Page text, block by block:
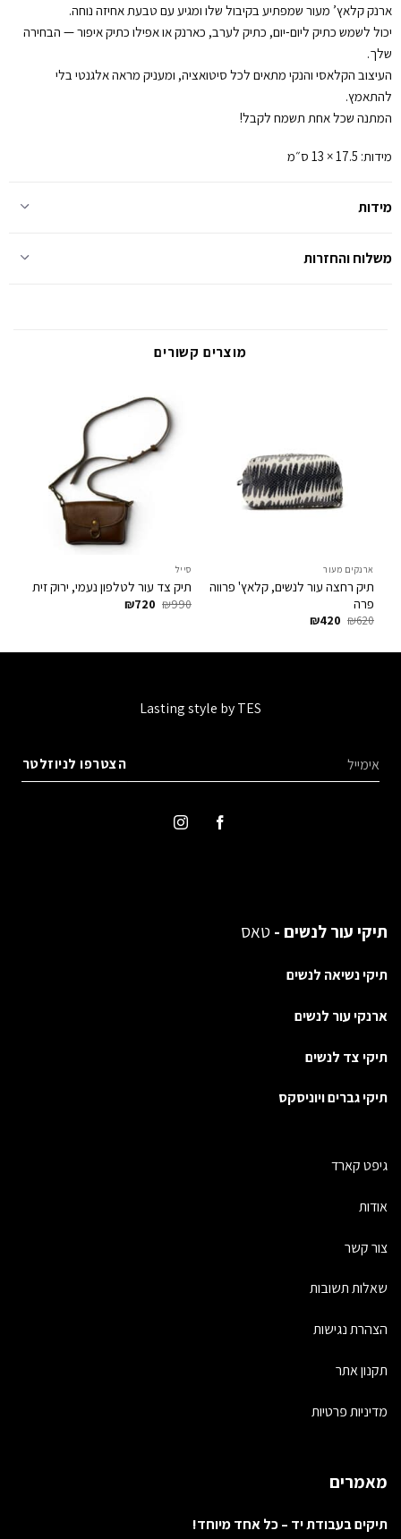
ארנק קלאץ’ מעור שמפתיע בקיבול שלו ומגיע עם טבעת אחיזה נוחה.
יכול לשמש כתיק ליום-יום, כתיק לערב, כארנק או אפילו כתיק איפור — הבחירה
שלך.
העיצוב הקלאסי והנקי מתאים לכל סיטואציה, ומעניק מראה אלגנטי בלי
להתאמץ.
המתנה שכל אחת תשמח לקבל!
מידות: 17.5 × 13 ס״מ
מידות
משלוח והחזרות
מוצרים קשורים
ארנקים מעור
תיק רחצה עור לנשים, קלאץ' פרווה
פרה
₪620 המחיר
₪620.
₪420 המחיר
₪420.
סייל
תיק צד עור לטלפון נעמי, ירוק זית
₪990 המחיר
₪720 המחיר
Lasting style by TES
תיקי עור לנשים -טאס
תיקי נשיאה לנשים
ארנקי עור לנשים
תיקי צד לנשים
תיקי גברים ויוניסקס
גיפט קארד
אודות
צור קשר
שאלות תשובות
הצהרת נגישות
תקנון אתר
מדיניות פרטיות
מאמרים
תיקים בעבודת יד – כל אחד מיוחד!